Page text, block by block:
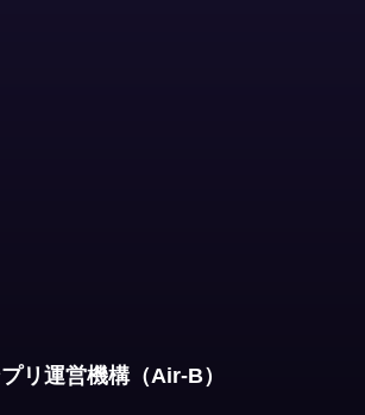
リ運営機構（Air-B）